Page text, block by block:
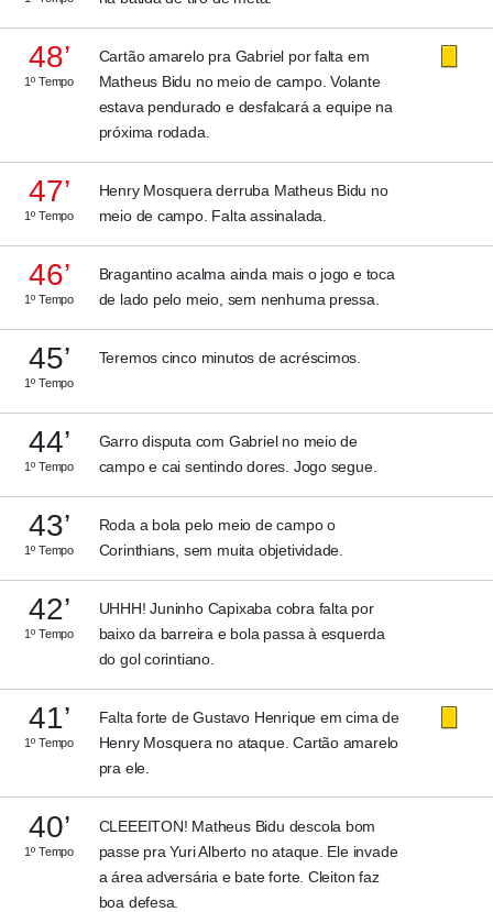
48’
1º Tempo
Cartão amarelo pra Gabriel por falta em
Matheus Bidu no meio de campo. Volante
estava pendurado e desfalcará a equipe na
próxima rodada.
47’
1º Tempo
Henry Mosquera derruba Matheus Bidu no
meio de campo. Falta assinalada.
46’
1º Tempo
Bragantino acalma ainda mais o jogo e toca
de lado pelo meio, sem nenhuma pressa.
45’
1º Tempo
Teremos cinco minutos de acréscimos.
44’
1º Tempo
Garro disputa com Gabriel no meio de
campo e cai sentindo dores. Jogo segue.
43’
1º Tempo
Roda a bola pelo meio de campo o
Corinthians, sem muita objetividade.
42’
1º Tempo
UHHH! Juninho Capixaba cobra falta por
baixo da barreira e bola passa à esquerda
do gol corintiano.
41’
1º Tempo
Falta forte de Gustavo Henrique em cima de
Henry Mosquera no ataque. Cartão amarelo
pra ele.
40’
1º Tempo
CLEEEITON! Matheus Bidu descola bom
passe pra Yuri Alberto no ataque. Ele invade
a área adversária e bate forte. Cleiton faz
boa defesa.